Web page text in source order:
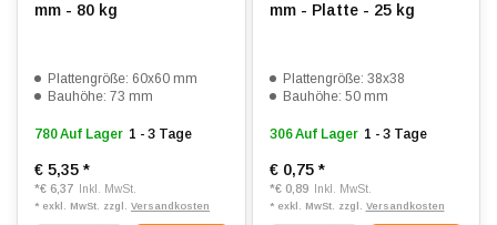
mm - 80 kg
Plattengröße: 60x60 mm
Bauhöhe: 73 mm
780 Auf Lager 1 - 3 Tage
€ 5,35 *
*€ 6,37 Inkl. MwSt.
* exkl. MwSt. zzgl. Versandkosten
mm - Platte - 25 kg
Plattengröße: 38x38
Bauhöhe: 50 mm
306 Auf Lager 1 - 3 Tage
€ 0,75 *
*€ 0,89 Inkl. MwSt.
* exkl. MwSt. zzgl. Versandkosten